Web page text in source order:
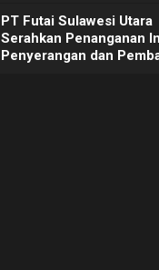
PT Futai Sulawesi Utara
Serahkan Penanganan
Penyerangan dan